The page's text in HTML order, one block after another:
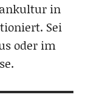
in
Sei
oder im